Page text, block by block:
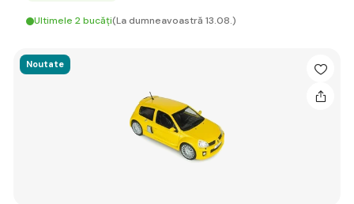
Ultimele 2 bucăți(La dumneavoastră 13.08.)
Noutate